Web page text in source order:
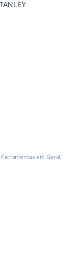
Ferramentas em Geral,